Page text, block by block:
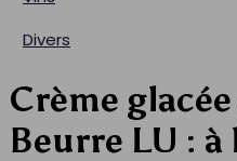
Divers
Crème
Beurre LU : à